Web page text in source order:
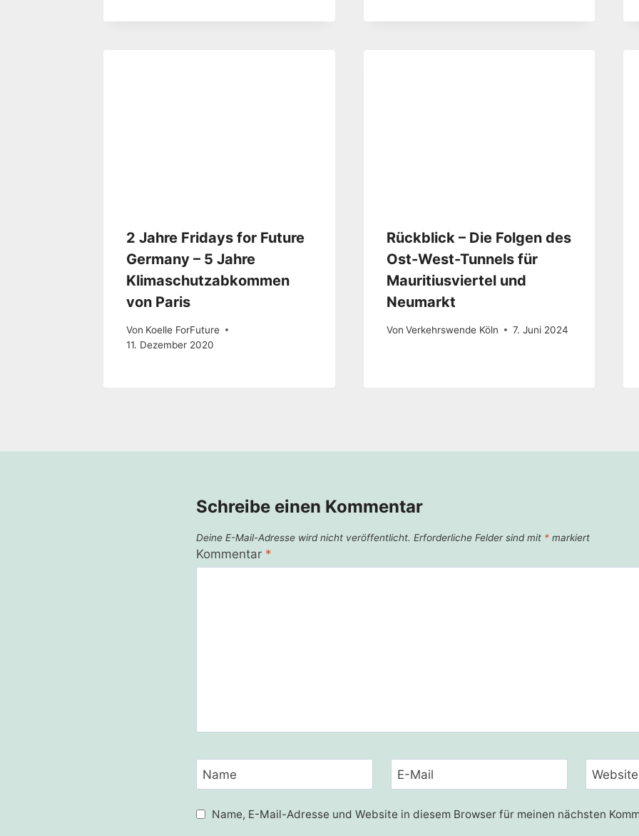
2 Jahre Fridays for Future
Germany – 5 Jahre
Klimaschutzabkommen
von Paris
Von Koelle ForFuture
11. Dezember 2020
Rückblick – Die Folgen des
Ost-West-Tunnels für
Mauritiusviertel und
Neumarkt
Von Verkehrswende Köln 7. Juni 2024
Schreibe einen Kommentar
Deine E-Mail-Adresse wird nicht veröffentlicht. Erforderliche Felder sind mit * markiert
Kommentar *
Name E-Mail Website
Name, E-Mail-Adresse und Website in diesem Browser für meinen nächsten